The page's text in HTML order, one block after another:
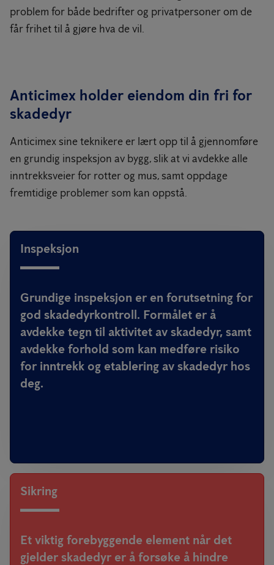
problem for både bedrifter og privatpersoner om de
får frihet til å gjøre hva de vil.
Anticimex holder eiendom din fri for
skadedyr
Anticimex sine teknikere er lært opp til å gjennomføre
en grundig inspeksjon av bygg, slik at vi avdekke alle
inntrekksveier for rotter og mus, samt oppdage
fremtidige problemer som kan oppstå.
Inspeksjon
Grundige inspeksjon er en forutsetning for
god skadedyrkontroll. Formålet er å
avdekke tegn til aktivitet av skadedyr, samt
avdekke forhold som kan medføre risiko
for inntrekk og etablering av skadedyr hos
deg.
Sikring
Et viktig forebyggende element når det
gjelder skadedyr er å forsøke å hindre